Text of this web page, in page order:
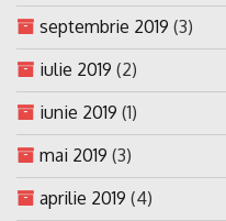
septembrie 2019 (3)
iulie 2019 (2)
iunie 2019 (1)
mai 2019 (3)
aprilie 2019 (4)